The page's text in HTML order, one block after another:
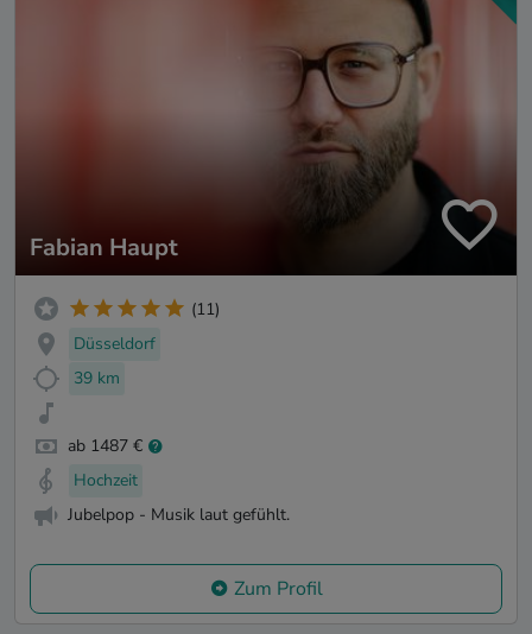
Fabian Haupt
(11)
Düsseldorf
39 km
ab 1487 €
Hochzeit
Jubelpop - Musik laut gefühlt.
Zum Profil